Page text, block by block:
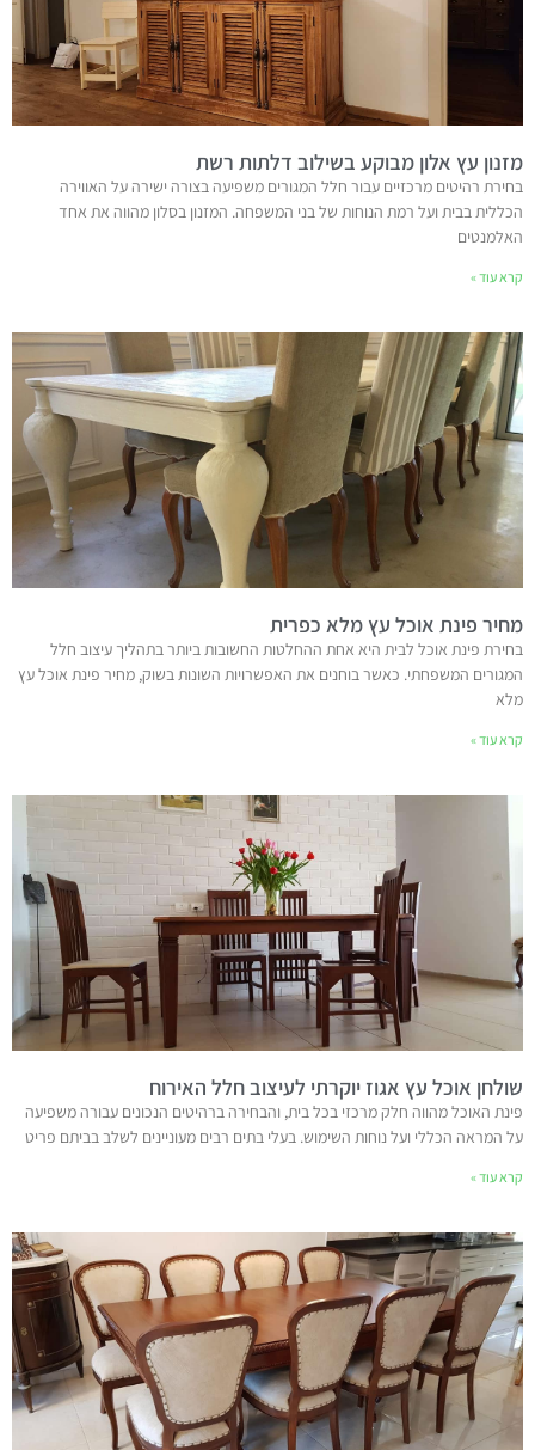
מזנון עץ אלון מבוקע בשילוב דלתות רשת
בחירת רהיטים מרכזיים עבור חלל המגורים משפיעה בצורה ישירה על האווירה
הכללית בבית ועל רמת הנוחות של בני המשפחה. המזנון בסלון מהווה את אחד
האלמנטים
קרא עוד »
מחיר פינת אוכל עץ מלא כפרית
בחירת פינת אוכל לבית היא אחת ההחלטות החשובות ביותר בתהליך עיצוב חלל
המגורים המשפחתי. כאשר בוחנים את האפשרויות השונות בשוק, מחיר פינת אוכל עץ
מלא
קרא עוד »
שולחן אוכל עץ אגוז יוקרתי לעיצוב חלל האירוח
פינת האוכל מהווה חלק מרכזי בכל בית, והבחירה ברהיטים הנכונים עבורה משפיעה
על המראה הכללי ועל נוחות השימוש. בעלי בתים רבים מעוניינים לשלב בביתם פריט
קרא עוד »